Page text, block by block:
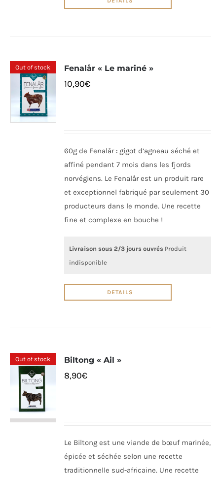
Out of stock Fenalår « Le mariné »
10,90€
60g de Fenalår : gigot d’agneau séché et
affiné pendant 7 mois dans les fjords
norvégiens. Le Fenalår est un produit rare
et exceptionnel fabriqué par seulement 30
producteurs dans le monde. Une recette
fine et complexe en bouche !
Livraison sous 2/3 jours ouvrés Produit
indisponible
DETAILS
Out of stock Biltong « Ail »
8,90€
Le Biltong est une viande de bœuf marinée,
épicée et séchée selon une recette
traditionnelle sud-africaine. Une recette